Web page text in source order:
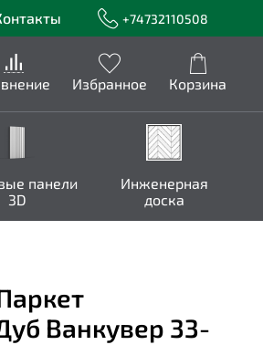
+74732110508
Избранное Корзина
панели
3D
Инженерная
доска
Ванкувер 33-